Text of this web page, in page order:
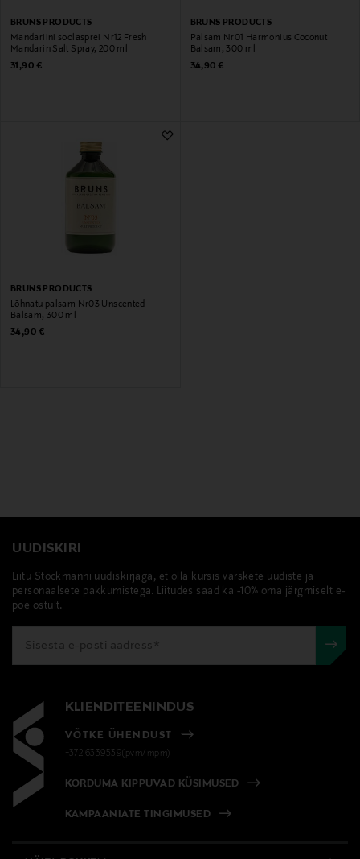
BRUNS PRODUCTS
Mandariini soolasprei Nr12 Fresh
Mandarin Salt Spray, 200 ml
Original Price
31,90 €
BRUNS PRODUCTS
Palsam Nr01 Harmonius Coconut
Balsam, 300 ml
Original Price
34,90 €
BRUNS PRODUCTS
Lõhnatu palsam Nr03 Unscented
Balsam, 300 ml
Original Price
34,90 €
UUDISKIRI
Liitu Stockmanni uudiskirjaga, et olla kursis värskete uudiste ja
personaalsete pakkumistega. Liitudes saad ka -10% oma järgmiselt e-
poe ostult.
KLIENDITEENINDUS
VÕTKE ÜHENDUST
+372 6339539(pvm/mpm)
KORDUMA KIPPUVAD KÜSIMUSED
KAMPAANIATE TINGIMUSED